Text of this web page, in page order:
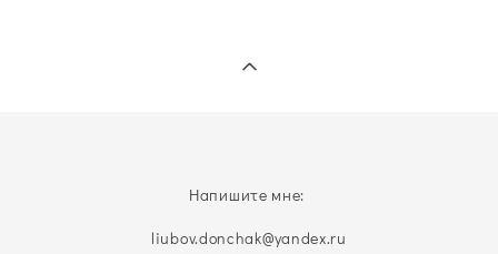
Напишите мне:
liubov.donchak@yandex.ru